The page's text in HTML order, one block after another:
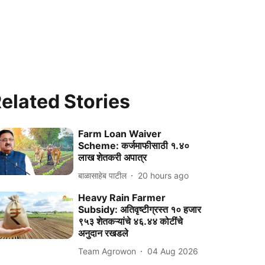
Stories
Farm Loan Waiver
Scheme: कर्जमाफीसाठी १.४०
लाख शेतकरी अपात्र
बाळासाहेब पाटील 20 hours ago
Heavy Rain Farmer
Subsidy: अतिवृष्टीग्रस्त १० हजार
९५३ शेतकऱ्यांचे ४६.४४ कोटींचे
अनुदान रखडले
Team Agrowon 04 Aug 2026